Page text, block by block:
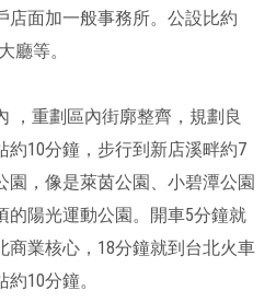
店面加一般事務所。公設比約
廳等。
，重劃區內街廓整齊，規劃良
約10分鐘，步行到新店溪畔約7
園，像是萊茵公園、小碧潭公園
的陽光運動公園。開車5分鐘就
商業核心，18分鐘就到台北火車
10分鐘。